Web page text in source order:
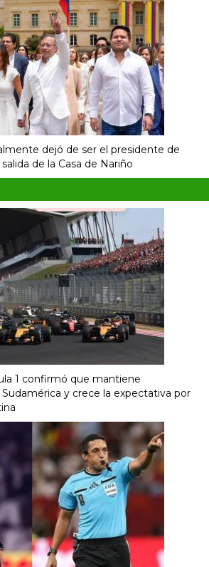
dejó de ser el presidente de
de la Casa de Nariño
1 confirmó que mantiene
y crece la expectativa por